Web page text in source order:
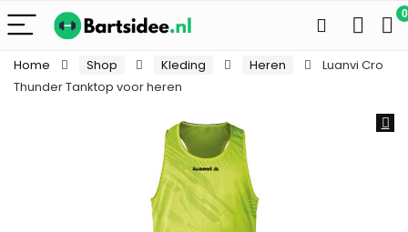
0
Home Shop Kleding Heren
Luanvi Cro
Thunder Tanktop voor heren